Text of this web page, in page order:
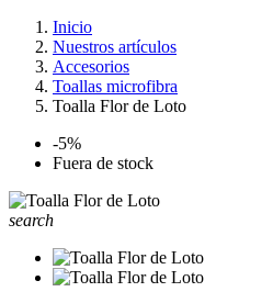
Inicio
Nuestros artículos
Accesorios
Toallas microfibra
Toalla Flor de Loto
-5%
Fuera de stock
search